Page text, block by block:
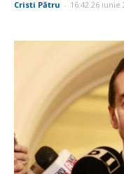
Cristi Pătru - 16:42 26 iunie